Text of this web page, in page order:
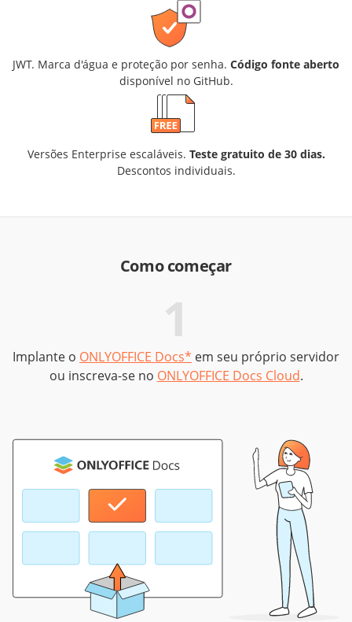
JWT. Marca d'água e proteção por senha. Código fonte aberto
disponível no GitHub.
Versões Enterprise escaláveis. Teste gratuito de 30 dias.
Descontos individuais.
Como começar
1
Implante o ONLYOFFICE Docs* em seu próprio servidor
ou inscreva-se no ONLYOFFICE Docs Cloud.